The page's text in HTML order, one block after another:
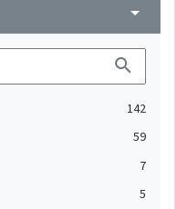
1
arrow_drop_down
search
142
59
7
5